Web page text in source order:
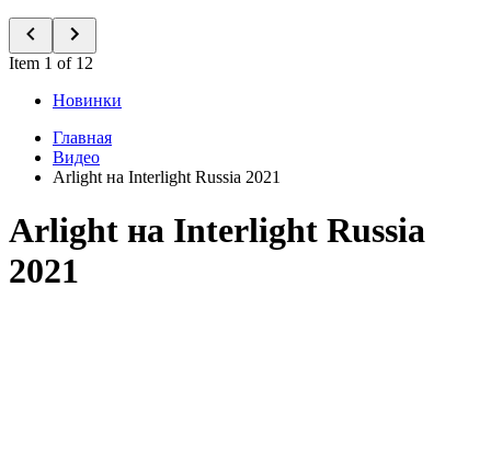
Item 1 of 12
Новинки
Главная
Видео
Arlight на Interlight Russia 2021
Arlight на Interlight Russia
2021